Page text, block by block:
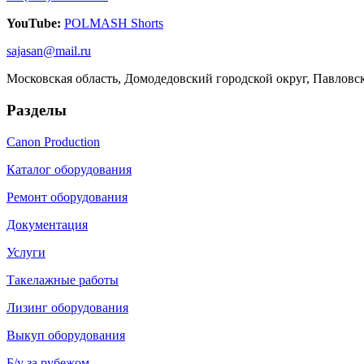
YouTube: POLMASH Shorts
sajasan@mail.ru
Московская область, Домодедовский городской округ,
Разделы
Canon Production
Каталог оборудования
Ремонт оборудования
Документация
Услуги
Такелажные работы
Лизинг оборудования
Выкуп оборудования